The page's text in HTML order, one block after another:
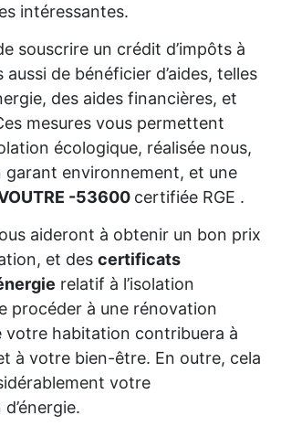
intéressantes.
souscrire un crédit d’impôts à
de bénéficier d’aides, telles
des aides financières, et
mesures vous permettent
écologique, réalisée nous,
garant environnement, et une
-53600 certifiée RGE .
aideront à obtenir un bon prix
et des certificats
relatif à l’isolation
procéder à une rénovation
votre habitation contribuera à
à votre bien-être. En outre, cela
votre